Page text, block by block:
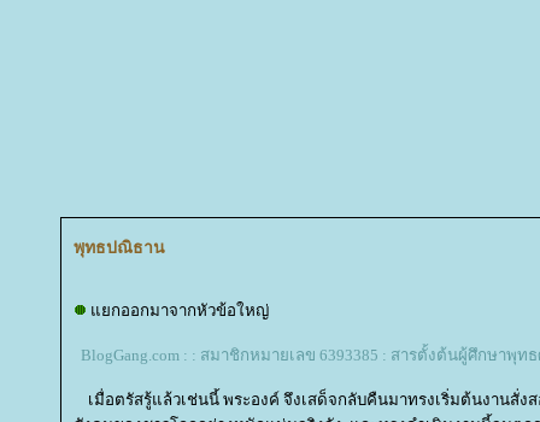
พุทธปณิธาน
กออกมาจากหัวข้อใหญ่
BlogGang.com : : สมาชิกหมายเลข 6393385 : สารตั้งต้นผู้ศึกษาพุท
เมื่อตรัสรู้แล้วเช่นนี้ พระองค์ จึงเสด็จกลับคืนมาทรงเริ่มต้นงานสั่ง